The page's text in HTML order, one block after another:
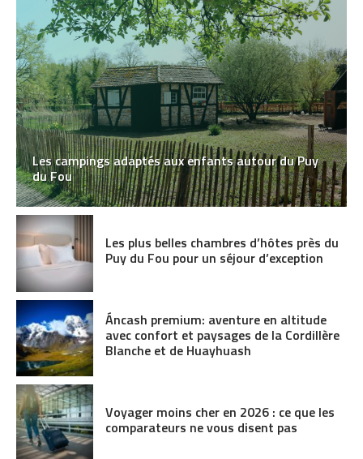
Les campings adaptés aux enfants autour du Puy
du Fou
Les plus belles chambres d’hôtes près du
Puy du Fou pour un séjour d’exception
Áncash premium: aventure en altitude
avec confort et paysages de la Cordillère
Blanche et de Huayhuash
Voyager moins cher en 2026 : ce que les
comparateurs ne vous disent pas